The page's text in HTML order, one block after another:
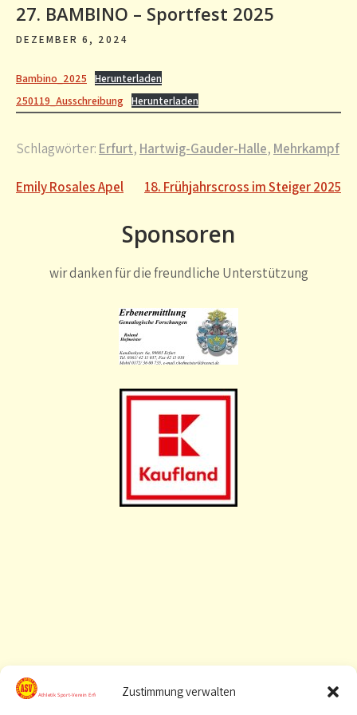
Zustimmung verwalten
27. BAMBINO – Sportfest 2025
DEZEMBER 6, 2024
Bambino_2025
Herunterladen
250119_Ausschreibung
Herunterladen
Schlagwörter: Erfurt, Hartwig-Gauder-Halle, Mehrkampf
Beitragsnavigation
Emily Rosales Apel 18. Frühjahrscross im Steiger 2025
Sponsoren
wir danken für die freundliche Unterstützung